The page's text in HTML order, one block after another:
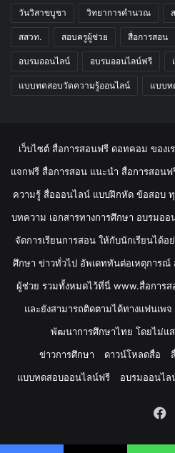
วันวิสาขบูชา วิทยาการคำนวณ
สสวท. สอบครูผู้ช่วย สื่อการสอน
อบรมออนไลน์ อบรมออนไลน์ฟรี
แบบทดสอบวัดความรู้ออนไลน์ แบบท
เว็บไซต์ สื่อการสอนฟรี ดอทคอม ของเ
แจกฟรี สื่อการสอน แนะนำ สื่อการสอน
ความรู้ สื่อออนไลน์ แบบฝึกหัด ข้อสอบ
บทความ เอกสารทางการศึกษา อบรมออ
จัดการเรียนการสอน ให้กับนักเรียนได้
ศึกษา ข่าวทั่วไป อัพเดททันต่อเหตุการ
ผู้ช่วย รวมทั้งหมดไว้ที่นี่ www.สื่อการส
และยังสามารถติดตามได้ทางแฟนเพ
พัฒนาการศึกษาไทย โดยไม่แส
ข่าวการศึกษา
ดาวน์โหลดสื่อ
แบบทดสอบออนไลน์ฟรี
อบรมออนไล